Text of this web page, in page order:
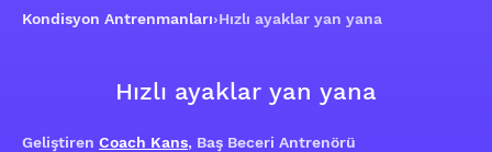
Kondisyon Antrenmanları›Hızlı ayaklar yan yana
Hızlı ayaklar yan yana
Geliştiren Coach Kans, Baş Beceri Antrenörü